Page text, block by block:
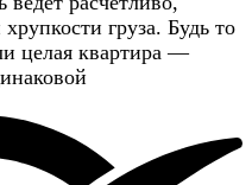
груза. Будь то
целая квартира —